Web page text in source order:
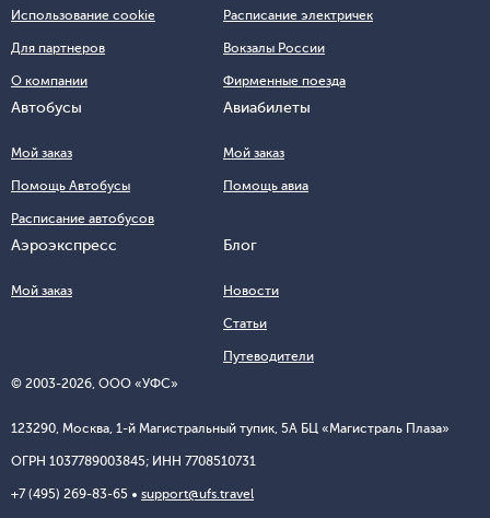
© 2003-2026, ООО «УФС»
123290, Москва, 1-й Магистральный тупик, 5А БЦ «Магистраль Плаза»
ОГРН 1037789003845; ИНН 7708510731
+7 (495) 269-83-65 support@ufs.travel
Использование cookie
Для партнеров
О компании
Расписание электричек
Вокзалы России
Фирменные поезда
Автобусы
Мой заказ
Помощь Автобусы
Расписание автобусов
Авиабилеты
Мой заказ
Помощь авиа
Аэроэкспресс
Мой заказ
Блог
Новости
Статьи
Путеводители